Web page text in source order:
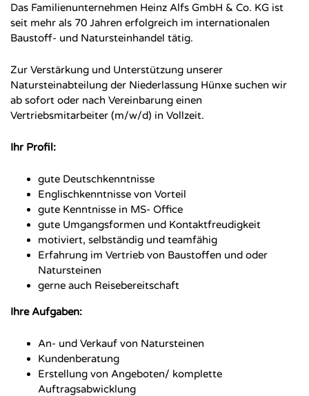
Das Familienunternehmen Heinz Alfs GmbH & Co. KG ist
seit mehr als 70 Jahren erfolgreich im internationalen
Baustoff- und Natursteinhandel tätig.
Zur Verstärkung und Unterstützung unserer
Natursteinabteilung der Niederlassung Hünxe suchen wir
ab sofort oder nach Vereinbarung einen
Vertriebsmitarbeiter (m/w/d) in Vollzeit.
Ihr Profil:
gute Deutschkenntnisse
Englischkenntnisse von Vorteil
gute Kenntnisse in MS- Office
gute Umgangsformen und Kontaktfreudigkeit
motiviert, selbständig und teamfähig
Erfahrung im Vertrieb von Baustoffen und oder
Natursteinen
gerne auch Reisebereitschaft
Ihre Aufgaben:
An- und Verkauf von Natursteinen
Kundenberatung
Erstellung von Angeboten/ komplette
Auftragsabwicklung